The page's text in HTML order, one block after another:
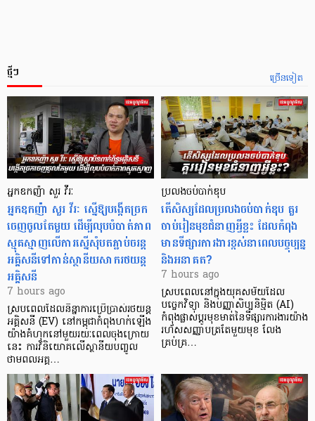
ច្រើនទៀត
ថ្មីៗ
អ្នកឧកញ៉ា សួរ វីរៈ
អ្នកឧកញ៉ា សួរ វីរៈ ស្នើឱ្យបង្កើតច្រក
ចេញចូលតែមួយ ដើម្បីលុបបំបាត់ភាព
ស្មុគស្មាញលើការស្នើសុំបតភ្ជាប់ចរន្ត
អគ្គិសនីទៅកាន់ស្ថានីយសាករថយន្ត
អគ្គិសនី
7 hours ago
ស្របពេលដែលនិន្នាការប្រើប្រាស់រថយន្ត
អគ្គិសនី (EV) នៅកម្ពុជាកំពុងហក់ឡើង
យ៉ាងគំហុកនៅមួយរយៈពេលចុងក្រោយ
នេះ ការវិនិយោគលើស្ថានីយបញ្ចូល
ថាមពលអគ្គ…
ប្រលងចប់បាក់ឌុប
តើសិស្សដែលប្រលងចប់បាក់ឌុប គួរ
ចាប់រៀនមុខជំនាញអ្វីខ្លះ ដែលកំពុង
មានទីផ្សារការងារខ្ពស់នាពេលបច្ចុប្បន្ន
និងអនាគត?
7 hours ago
ស្របពេលនៅក្នុងយុគសម័យដែល
បច្ចេកវិទ្យា និងបញ្ញាសិប្បនិម្មិត (AI)
កំពុងផ្លាស់ប្តូរមុខមាត់នៃទីផ្សារការងារយ៉ាង
រហ័សសញ្ញាបត្រតែមួយមុខ លែង
គ្រប់គ្រ…